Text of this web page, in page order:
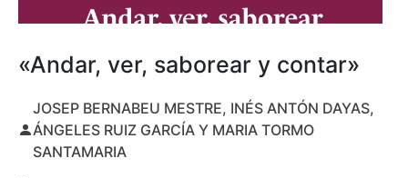
«Andar, ver, saborear y contar»
JOSEP BERNABEU MESTRE, INÉS ANTÓN DAYAS,
ÁNGELES RUIZ GARCÍA Y MARIA TORMO
SANTAMARIA